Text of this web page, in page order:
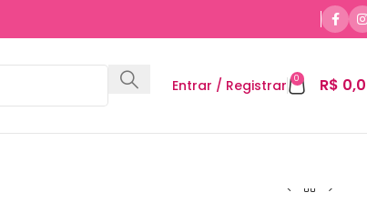
Entrar / Registrar 0 R$